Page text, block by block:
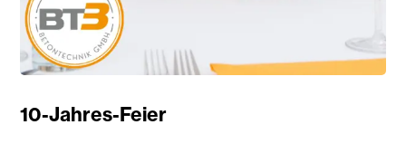
10-Jahres-Feier